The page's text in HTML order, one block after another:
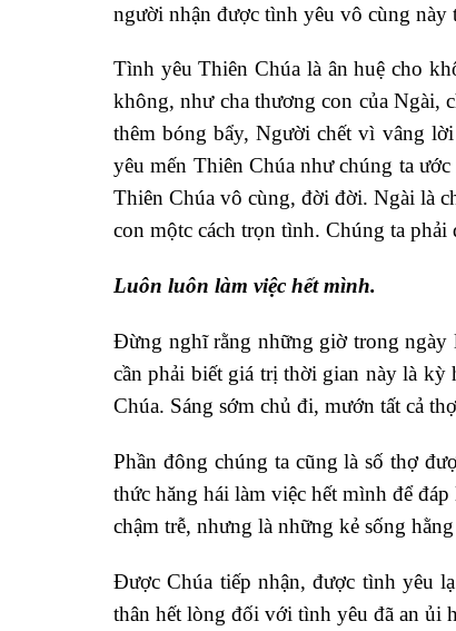
người nhận được tình yêu vô cùng này
Tình yêu Thiên Chúa là ân huệ cho
không, như cha thương con của Ngài,
thêm bóng bẩy, Người chết vì vâng
yêu mến Thiên Chúa như chúng ta
Thiên Chúa vô cùng, đời đời. Ngài là
con mộtc cách trọn tình. Chúng ta
Luôn luôn làm việc hết mình.
Đừng nghĩ rằng những giờ trong
cần phải biết giá trị thời gian này là kỳ
Chúa. Sáng sớm chủ đi, mướn tất cả
Phần đông chúng ta cũng là số thợ
thức hăng hái làm việc hết mình để
chậm trễ, nhưng là những kẻ sống
Được Chúa tiếp nhận, được tình yêu
thân hết lòng đối với tình yêu đã an ủi